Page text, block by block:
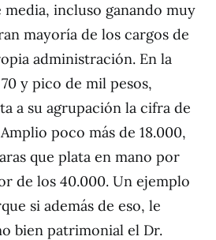
media, incluso ganando muy
mayoría de los cargos de
administración. En la
y pico de mil pesos,
a su agrupación la cifra de
poco más de 18.000,
que plata en mano por
de los 40.000. Un ejemplo
si además de eso, le
bien patrimonial el Dr.